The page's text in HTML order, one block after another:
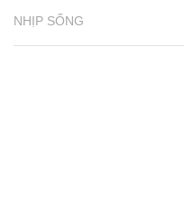
NHỊP SỐNG